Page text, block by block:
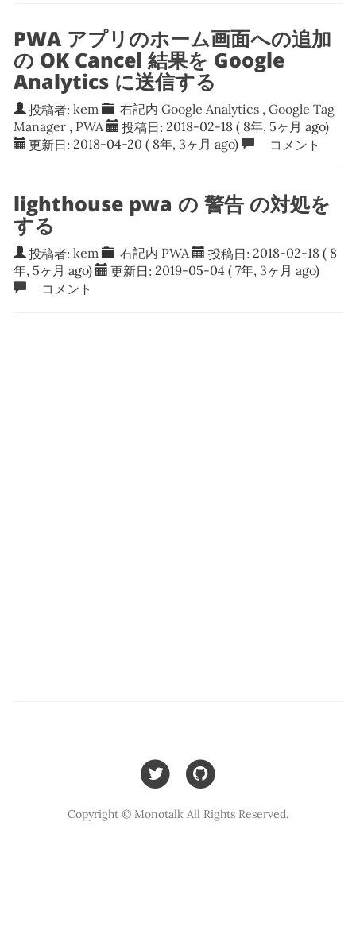
PWA アプリのホーム画面への追加
の OK Cancel 結果を Google
Analytics に送信する
投稿者: kem 右記内Google Analytics ,Google Tag
Manager , PWA 投稿日: 2018-02-18 ( 8年, 5ヶ月 ago)
更新日: 2018-04-20 ( 8年, 3ヶ月 ago) コメント
lighthouse pwa の 警告 の対処を
する
投稿者: kem 右記内 PWA 投稿日: 2018-02-18( 8
年, 5ヶ月 ago)
更新日: 2019-05-04 ( 7年, 3ヶ月 ago)
コメント
Copyright © Monotalk All Rights Reserved.